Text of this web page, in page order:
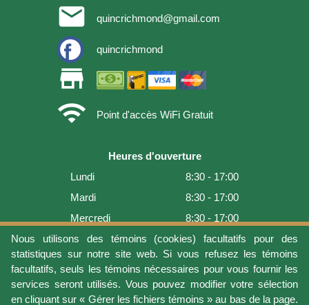
Nous utilisons des témoins (cookies) facultatifs pour des
statistiques sur notre site web. Si vous refusez les témoins
facultatifs, seuls les témoins nécessaires pour vous fournir les
services seront utilisés. Vous pouvez modifier votre sélection
en cliquant sur « Gérer les fichiers témoins » au bas de la page.
email quincrichmond@gmail.com
quincrichmond
store
wifi
Point d'accès WiFi Gratuit
Heures d'ouverture
Lundi
8:30 - 17:00
Mardi
8:30 - 17:00
Mercredi
8:30 - 17:00
Jeudi
8:30 - 17:00
Vendredi
8:30 - 17:00
Samedi
9:00 - 16:00
Dimanche
Fermé